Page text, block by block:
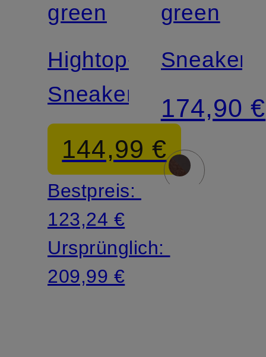
green
Hightop-
Sneaker
144,99 €
Bestpreis:
123,24 €
Ursprünglich:
209,99 €
green
Sneaker
174,90 €